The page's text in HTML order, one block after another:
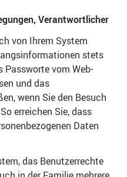
Verantwortlicher
von Ihrem System
stets
Passworte vom Web-
und das
wenn Sie den Besuch
erreichen Sie, dass
Daten
das Benutzerrechte